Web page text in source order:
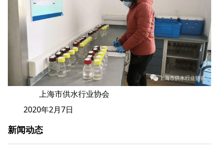
新闻动态
上海市供水行业协会
2020年2月7日